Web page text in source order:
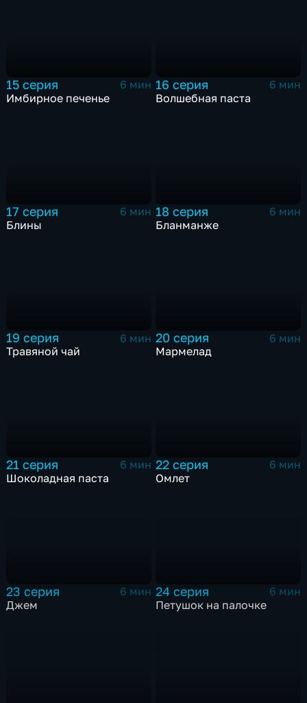
15 серия
6 мин
Имбирное печенье
16 серия
6 мин
Волшебная паста
17 серия
6 мин
Блины
18 серия
6 мин
Бланманже
19 серия
6 мин
Травяной чай
20 серия
6 мин
Мармелад
21 серия
6 мин
Шоколадная паста
22 серия
6 мин
Омлет
23 серия
6 мин
Джем
24 серия
6 мин
Петушок на палочке